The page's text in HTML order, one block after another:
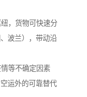
，货物可快速分
波兰），带动沿
等不确定因素
运外的可靠替代